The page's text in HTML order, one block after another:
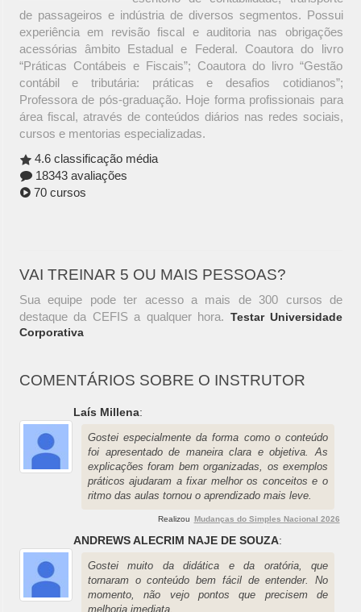
de passageiros e indústria de diversos segmentos. Possui
experiência em revisão fiscal e auditoria nas obrigações
acessórias âmbito Estadual e Federal. Coautora do livro
“Práticas Contábeis e Fiscais”; Coautora do livro “Gestão
contábil e tributária: práticas e desafios cotidianos”;
Professora de pós-graduação. Hoje forma profissionais para
área fiscal, através de conteúdos diários nas redes sociais,
cursos e mentorias especializadas.
4.6 classificação média
18343 avaliações
70 cursos
VAI TREINAR 5 OU MAIS PESSOAS?
Sua equipe pode ter acesso a mais de 300 cursos de
destaque da CEFIS a qualquer hora. Testar Universidade
Corporativa
COMENTÁRIOS SOBRE O INSTRUTOR
Laís Millena:
Gostei especialmente da forma como o conteúdo
foi apresentado de maneira clara e objetiva. As
explicações foram bem organizadas, os exemplos
práticos ajudaram a fixar melhor os conceitos e o
ritmo das aulas tornou o aprendizado mais leve.
Realizou Mudanças do Simples Nacional 2026
ANDREWS ALECRIM NAJE DE SOUZA:
Gostei muito da didática e da oratória, que
tornaram o conteúdo bem fácil de entender. No
momento, não vejo pontos que precisem de
melhoria imediata.